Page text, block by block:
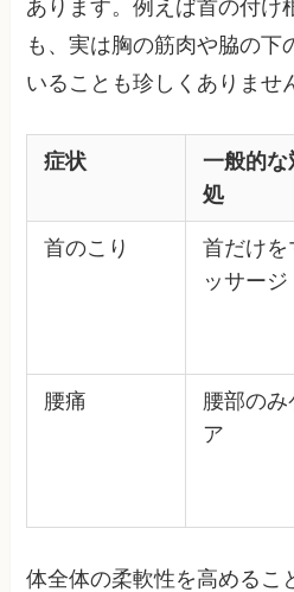
あります。例えば首の付け
も、実は胸の筋肉や脇の下
いることも珍しくありませ
症状
一般的な
処
首のこり
首だけを
ッサージ
腰痛
腰部のみ
ア
体全体の柔軟性を高めるこ